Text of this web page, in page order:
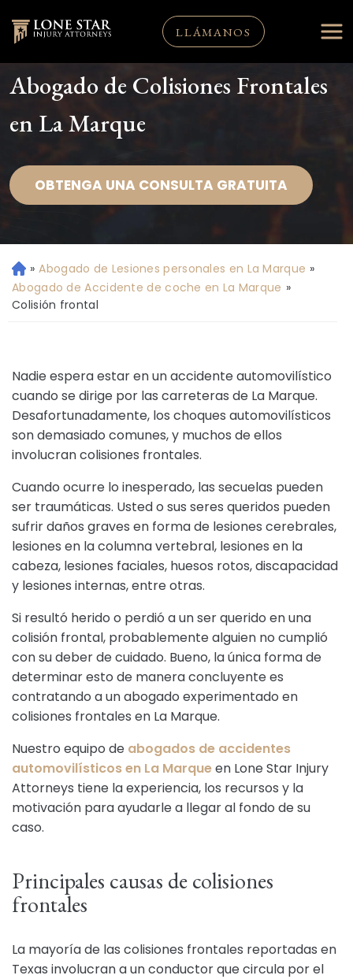
LLÁMANOS
Abogado de Colisiones Frontales
en La Marque
OBTENGA UNA CONSULTA GRATUITA
Ini
ci
o
» Abogado de Lesiones personales en La Marque »
Abogado de Accidente de coche en La Marque »
Colisión frontal
Nadie espera estar en un accidente automovilístico
cuando se dirige por las carreteras de La Marque.
Desafortunadamente, los choques automovilísticos
son demasiado comunes, y muchos de ellos
involucran colisiones frontales.
Cuando ocurre lo inesperado, las secuelas pueden
ser traumáticas. Usted o sus seres queridos pueden
sufrir daños graves en forma de lesiones cerebrales,
lesiones en la columna vertebral, lesiones en la
cabeza, lesiones faciales, huesos rotos, discapacidad
y lesiones internas, entre otras.
Si resultó herido o perdió a un ser querido en una
colisión frontal, probablemente alguien no cumplió
con su deber de cuidado. Bueno, la única forma de
determinar esto de manera concluyente es
contratando a un abogado experimentado en
colisiones frontales en La Marque.
Nuestro equipo de abogados de accidentes
automovilísticos en La Marqueen Lone Star Injury
Attorneys tiene la experiencia, los recursos y la
motivación para ayudarle a llegar al fondo de su
caso.
Principales causas de colisiones
frontales
La mayoría de las colisiones frontales reportadas en
Texas involucran a un conductor que circula por el